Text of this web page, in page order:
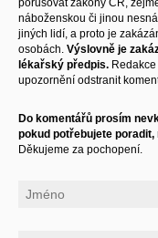
náboženskou či jinou
jiných lidí, a proto je
osobách. Výslovně je
lékařský předpis.
upozornění odstranit
Do komentářů prosím
pokud potřebujete
Děkujeme za pochopení.